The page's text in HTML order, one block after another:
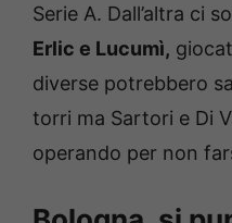
Serie A. Dall’altra ci
Erlic e Lucumì,
diverse potrebbero
torri ma Sartori e Di
operando per non